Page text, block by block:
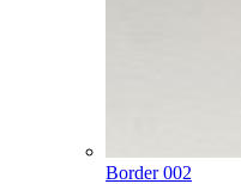
Border 002